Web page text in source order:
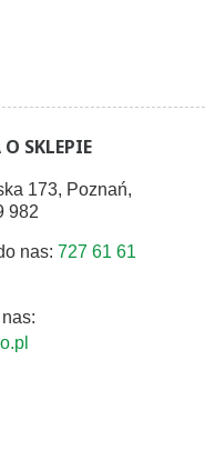
SKLEPIE
173, Poznań,
982
nas: 727 61 61